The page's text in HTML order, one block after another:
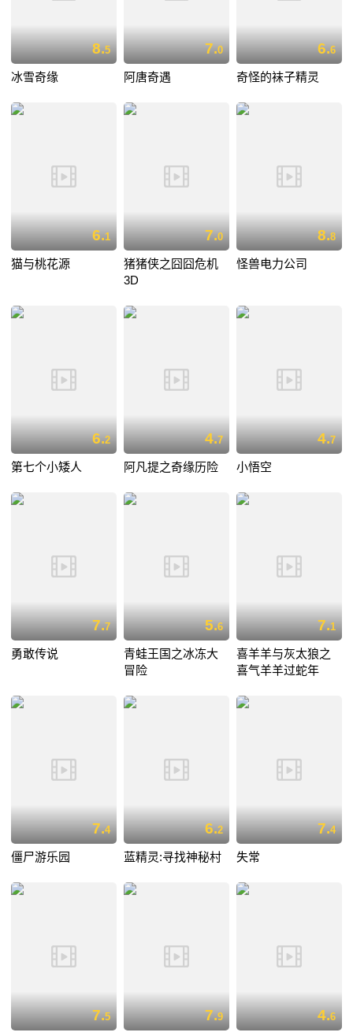
8.5
冰雪奇缘
7.0
阿唐奇遇
6.6
奇怪的袜子精灵
6.1
猫与桃花源
7.0
猪猪侠之囧囧危机
3D
8.8
怪兽电力公司
6.2
第七个小矮人
4.7
阿凡提之奇缘历险
4.7
小悟空
7.7
勇敢传说
5.6
青蛙王国之冰冻大
冒险
7.1
喜羊羊与灰太狼之
喜气羊羊过蛇年
7.4
僵尸游乐园
6.2
蓝精灵:寻找神秘村
7.4
失常
7.5 7.9 4.6